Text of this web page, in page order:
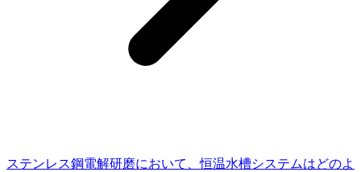
ステンレス鋼電解研磨において、恒温水槽システムはどのよ